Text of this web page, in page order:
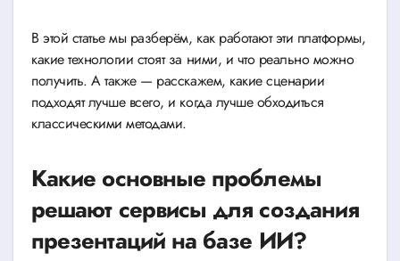
В этой статье мы разберём, как работают эти платформы,
какие технологии стоят за ними, и что реально можно
получить. А также — расскажем, какие сценарии
подходят лучше всего, и когда лучше обходиться
классическими методами.
Какие основные проблемы
решают сервисы для создания
презентаций на базе ИИ?